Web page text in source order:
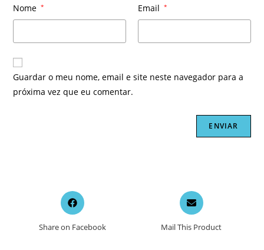
Nome * Email *
Guardar o meu nome, email e site neste navegador para a
próxima vez que eu comentar.
Opens
in
new
Share on Facebook
Opens
in
a
new
Mail This Product